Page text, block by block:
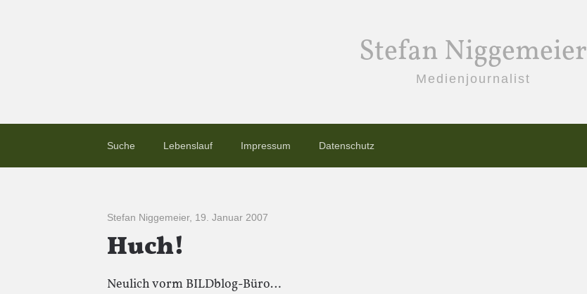
Stefan Niggemeier
Medienjournalist
Suche Lebenslauf Impressum Datenschutz
Stefan Niggemeier, 19. Januar 2007
Huch!
Neulich vorm BILDblog-Büro…